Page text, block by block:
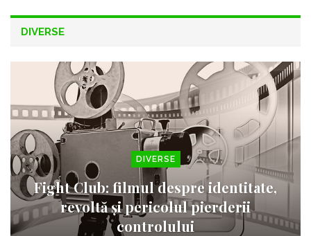
DIVERSE
DIVERSE
Fight Club: filmul despre identitate,
revoltă și pericolul pierderii
controlului